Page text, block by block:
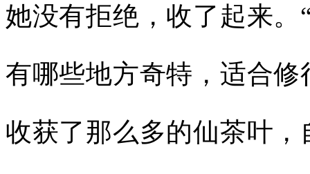
她没有拒绝，收了起来
有哪些地方奇特，适合
收获了那么多的仙茶叶